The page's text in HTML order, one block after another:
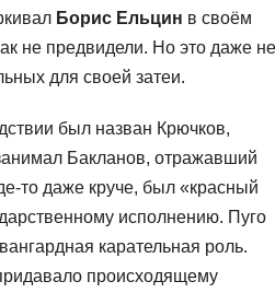
Борис Ельцин в своём
не предвидели. Но это даже не
для своей затеи.
был назван Крючков,
Бакланов, отражавший
то даже круче, был «красный
исполнению. Пуго
карательная роль.
происходящему